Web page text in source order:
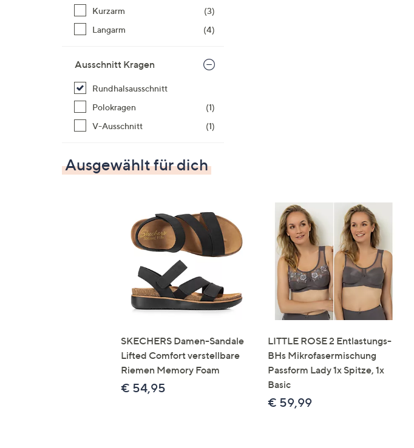
Kurzarm
(3)
Langarm
(4)
Ausschnitt Kragen
Rundhalsausschnitt
Polokragen
(1)
V-Ausschnitt
(1)
Ausgewählt für dich
SKECHERS Damen-Sandale
Lifted Comfort verstellbare
Riemen Memory Foam
€ 54,95
LITTLE ROSE 2 Entlastungs-
BHs Mikrofasermischung
Passform Lady 1x Spitze, 1x
Basic
€ 59,99